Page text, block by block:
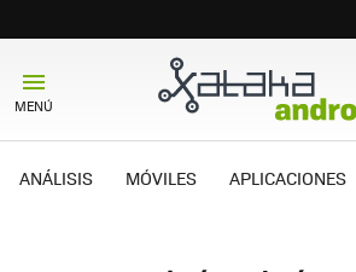
MENÚ
ANÁLISIS MÓVILES APLICACIONES